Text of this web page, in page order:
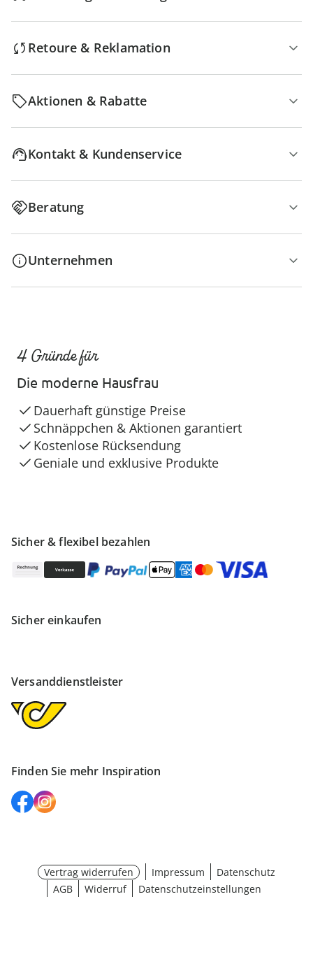
Retoure & Reklamation
Aktionen & Rabatte
Kontakt & Kundenservice
Beratung
Unternehmen
Sicher & flexibel bezahlen
Sicher einkaufen
Versanddienstleister
Finden Sie mehr Inspiration
4 Gründe für
Die moderne Hausfrau
Dauerhaft günstige Preise
Schnäppchen & Aktionen garantiert
Kostenlose Rücksendung
Geniale und exklusive Produkte
Vertrag widerrufen Impressum
Datenschutz
AGB
Widerruf Datenschutzeinstellungen